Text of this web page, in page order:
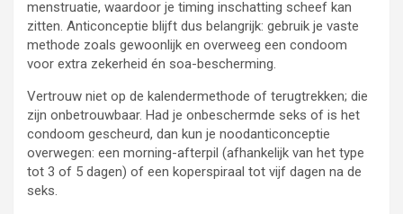
menstruatie, waardoor je timing inschatting scheef kan
zitten. Anticonceptie blijft dus belangrijk: gebruik je vaste
methode zoals gewoonlijk en overweeg een condoom
voor extra zekerheid én soa-bescherming.
Vertrouw niet op de kalendermethode of terugtrekken; die
zijn onbetrouwbaar. Had je onbeschermde seks of is het
condoom gescheurd, dan kun je noodanticonceptie
overwegen: een morning-afterpil (afhankelijk van het type
tot 3 of 5 dagen) of een koperspiraal tot vijf dagen na de
seks.